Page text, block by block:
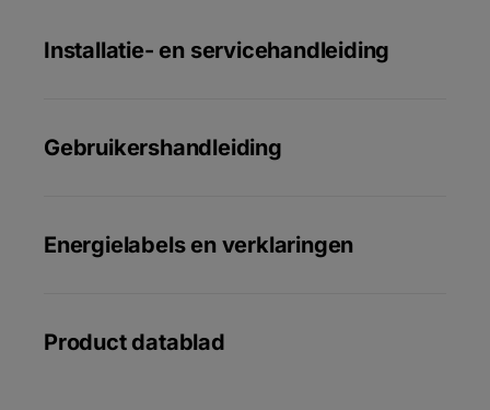
Installatie- en servicehandleiding
Gebruikershandleiding
Energielabels en verklaringen
Product datablad